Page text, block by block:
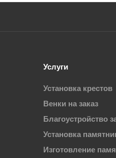
Услуги
Установка крестов
Венки на заказ
Благоустройство
Установка
Изготовление